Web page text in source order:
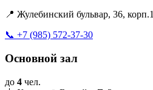
📍 Жулебинский бульвар, 36, корп.1
📞 +7 (985) 572-37-30
Основной зал
до 4 чел.